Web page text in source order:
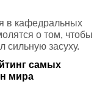
в кафедральных
о том, чтобы
сильную засуху.
самых
мира